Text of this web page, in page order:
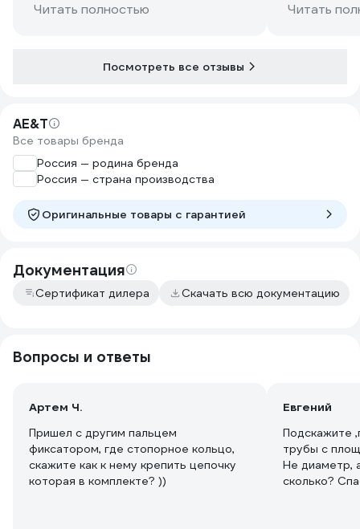
эти опоры-подставки отлично
Читать полностью Читать
Посмотреть все отзывы
AE&T
Все товары бренда
Россия — родина бренда
Россия — страна производства
Оригинальные товары c гарантией
Документация
Сертификат дилера Скачать всю документацию
Вопросы и ответы
Артем Ч.
Пришел с другим пальцем
фиксатором, где стопорное кольцо,
скажите как к нему крепить цепочку
Евгений
Подскажите
трубы с
Не диаметр,
сколько?